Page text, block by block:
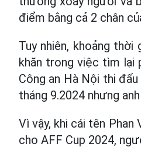
điểm bằng cả 2 chân
Tuy nhiên, khoảng
khăn trong việc tìm lại
Công an Hà Nội thi
tháng 9.2024 nhưng
Vì vậy, khi cái tên
cho AFF Cup 2024,